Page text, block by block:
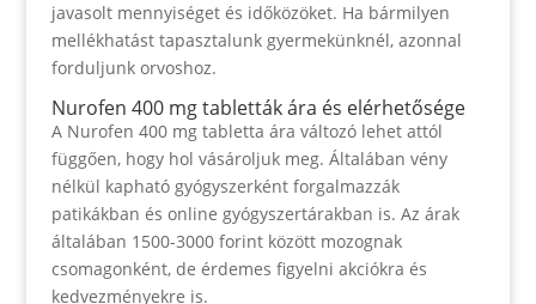
javasolt mennyiséget és időközöket. Ha bármilyen
mellékhatást tapasztalunk gyermekünknél, azonnal
forduljunk orvoshoz.
Nurofen 400 mg tabletták ára és elérhetősége
A Nurofen 400 mg tabletta ára változó lehet attól
függően, hogy hol vásároljuk meg. Általában vény
nélkül kapható gyógyszerként forgalmazzák
patikákban és online gyógyszertárakban is. Az árak
általában 1500-3000 forint között mozognak
csomagonként, de érdemes figyelni akciókra és
kedvezményekre is.